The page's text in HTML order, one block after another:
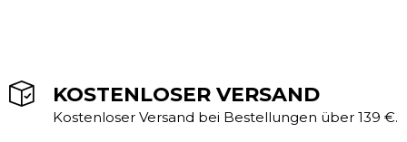
KOSTENLOSER VERSAND
Kostenloser Versand bei Bestellungen über 139 €.